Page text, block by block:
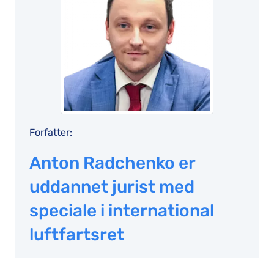
Forfatter:
Anton Radchenko er
uddannet jurist med
speciale i international
luftfartsret